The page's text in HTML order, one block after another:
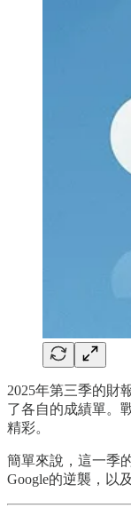
2025年第三季的財
了各自的成績單。
精彩。
簡單來說，這一季
Google的逆襲，以